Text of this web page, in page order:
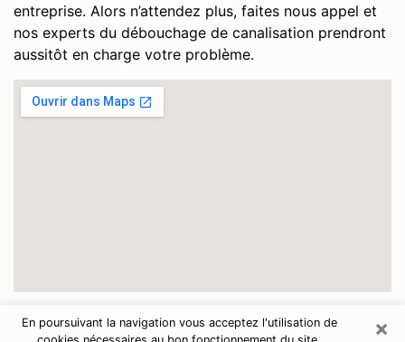
entreprise. Alors n’attendez plus, faites nous appel et
nos experts du débouchage de canalisation prendront
aussitôt en charge votre problème.
Essonne ×
En poursuivant la navigation vous acceptez l'utilisation de